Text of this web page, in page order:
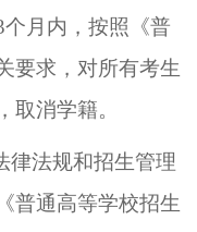
个月内，按照《普
要求，对所有考生
取消学籍。
律法规和招生管理
普通高等学校招生